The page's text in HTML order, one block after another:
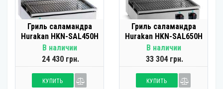
Гриль саламандра
Hurakan HKN-SAL450H
В наличии
24 430 грн.
КУПИТЬ
Гриль саламандра
Hurakan HKN-SAL650H
В наличии
33 304 грн.
КУПИТЬ